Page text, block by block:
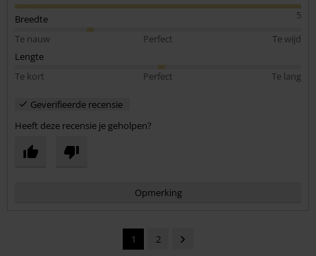
5
Breedte
Te nauw
Perfect
Te wijd
Lengte
Te kort
Perfect Te lang
Geverifieerde recensie
Heeft deze recensie je geholpen?
Opmerking
1 2